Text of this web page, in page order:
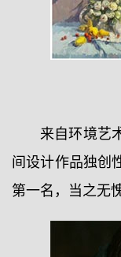
来自环境艺
间设计作品独创
第一名，当之无愧